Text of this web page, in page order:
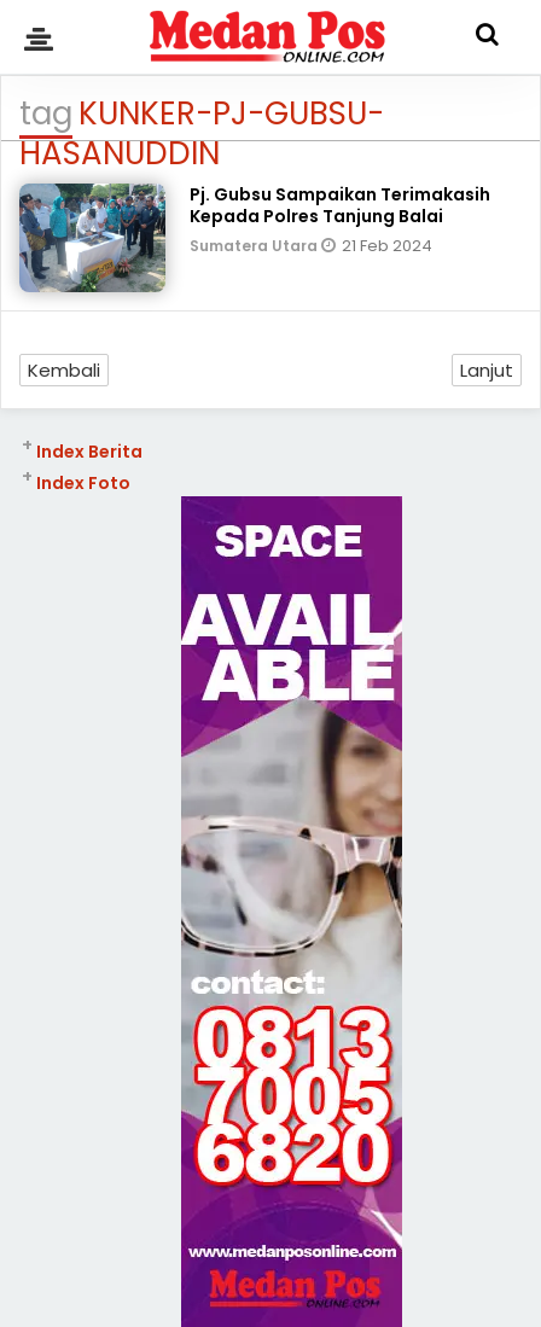
tag KUNKER-PJ-GUBSU-
HASANUDDIN
Pj. Gubsu Sampaikan Terimakasih
Kepada Polres Tanjung Balai
Sumatera Utara 21 Feb 2024
Kembali Lanjut
Index Berita
+
Index Foto
+